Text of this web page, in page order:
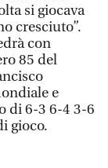
si giocava
cresciuto”.
con
85 del
e
di 6-3 6-4 3-6
gioco.